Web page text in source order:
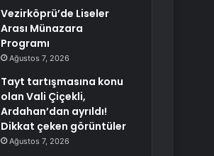
Vezirköprü’de Liseler
Arası Münazara
Programı
Ağustos 7, 2026
Tayt tartışmasına konu
olan Vali Çiçekli,
Ardahan’dan ayrıldı!
Dikkat çeken görüntüler
Ağustos 7, 2026